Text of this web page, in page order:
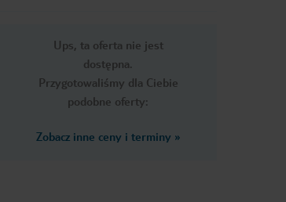
Ups, ta oferta nie jest
dostępna.
Przygotowaliśmy dla Ciebie
podobne oferty:
Zobacz inne ceny i terminy »